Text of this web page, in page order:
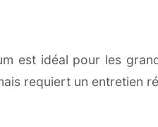
est idéal pour les
requiert un entretien